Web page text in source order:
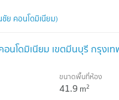
ชัย คอนโดมิเนียม)
นโดมิเนียม เขตมีนบุรี กรุงเ
ขนาดพื้นที่ห้อง
41.9m2